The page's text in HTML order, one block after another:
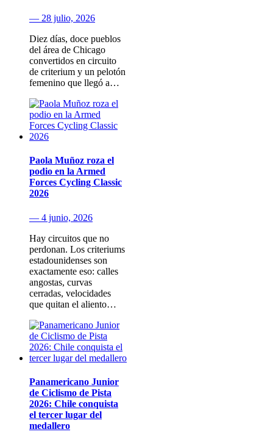
— 28 julio, 2026
Diez días, doce pueblos
del área de Chicago
convertidos en circuito
de criterium y un pelotón
femenino que llegó a…
Paola Muñoz roza el
podio en la Armed
Forces Cycling Classic
2026
— 4 junio, 2026
Hay circuitos que no
perdonan. Los criteriums
estadounidenses son
exactamente eso: calles
angostas, curvas
cerradas, velocidades
que quitan el aliento…
Panamericano Junior
de Ciclismo de Pista
2026: Chile conquista
el tercer lugar del
medallero